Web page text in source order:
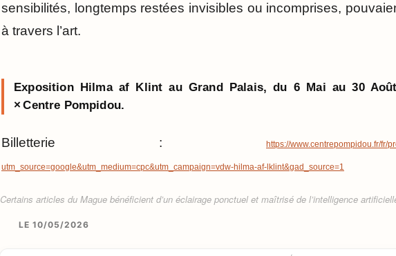
sensibilités, longtemps restées invisibles ou incomprises,
à travers l’art.
Exposition Hilma af Klint au Grand Palais, du 6 Mai au 30
× Centre Pompidou.
Billetterie : https://www.centrepompidou.fr/fr/
utm_source=google&utm_medium=cpc&utm_campaign=vdw-hilma-af-lklint&gad_source=1
Certains articles du Mague bénéficient d’un éclairage ponctuel et maîtrisé de l’intelligence
LE 10/05/2026